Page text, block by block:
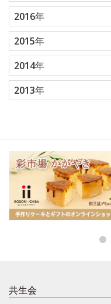
2016年
2015年
2014年
2013年
共生会